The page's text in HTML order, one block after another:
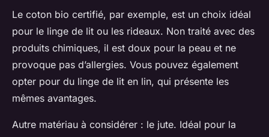
Le coton bio certifié, par exemple, est un choix idéal
pour le linge de lit ou les rideaux. Non traité avec des
produits chimiques, il est doux pour la peau et ne
provoque pas d’allergies. Vous pouvez également
opter pour du linge de lit en lin, qui présente les
mêmes avantages.
Autre matériau à considérer : le jute. Idéal pour la